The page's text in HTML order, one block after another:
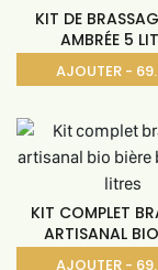
KIT DE
AMBRÉE 5
AJOUTER -
KIT COMPLET
ARTISANAL
AJOUTER -